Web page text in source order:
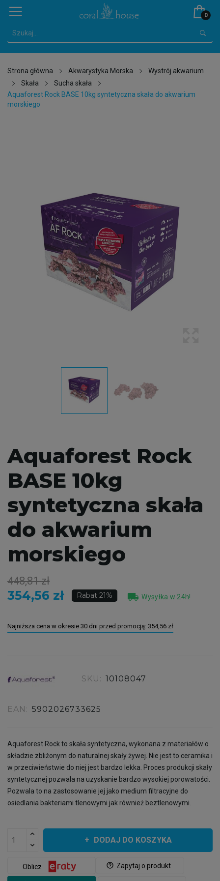
0
Strona główna Akwarystyka Morska
Wystrój akwarium
Skała
Sucha skała
Aquaforest Rock BASE 10kg syntetyczna skała do akwarium
morskiego
Aquaforest Rock
BASE 10kg
syntetyczna skała
do akwarium
morskiego
448,81 zł
354,56 zł Rabat 21% local_shipping Wysyłka w 24h!
Najniższa cena w okresie 30 dni przed promocją: 354,56 zł
SKU: 10108047
EAN: 5902026733625
Aquaforest Rock to skała syntetyczna, wykonana z materiałów o
składzie zbliżonym do naturalnej skały żywej. Nie jest to ceramika i
w przeciwieństwie do niej jest bardzo lekka. Proces produkcji skały
syntetycznej pozwala na uzyskanie bardzo wysokiej porowatości.
Pozwala to na zastosowanie jej jako medium filtracyjne do
osiedlania bakteriami tlenowymi jak również beztlenowymi.
DODAJ DO KOSZYKA
help_outline Zapytaj o produkt
Oblicz